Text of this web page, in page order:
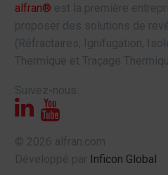
alfran® est la première
proposer des solutions de
(Réfractaires, Ignifugation,
Thermique et Traçage
Suivez-nous:
© 2026 alfran.com
Développé par Inficon Global